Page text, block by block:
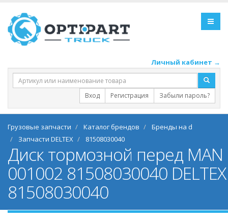
Личный кабинет →
Вход Регистрация Забыли пароль?
Грузовые запчасти Каталог брендов
Бренды на d
Запчасти DELTEX
81508030040
Диск тормозной перед MAN
001002 81508030040 DELTEX
81508030040